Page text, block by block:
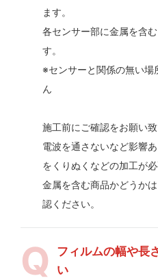
ます。
各センサー部に金属を含
す。
※センサーと関係の無い場
ん
施工前にご確認をお願い致
電波を通さないなど影響
をくりぬくなどの加工が必
金属を含む商品かどうか
認ください。
フィルムの幅や長
い